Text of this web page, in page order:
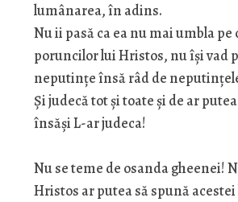
lumânarea, în adins.
Nu ii pasă ca ea nu mai umbla pe
poruncilor lui Hristos, nu își vad
neputințe însă râd de
Și judecă tot și toate și de ar
însăși L-ar judeca!
Nu se teme de osanda gheenei!
Hristos ar putea să spună